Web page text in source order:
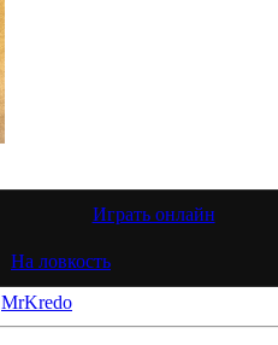
Играть онлайн
На ловкость
MrKredo